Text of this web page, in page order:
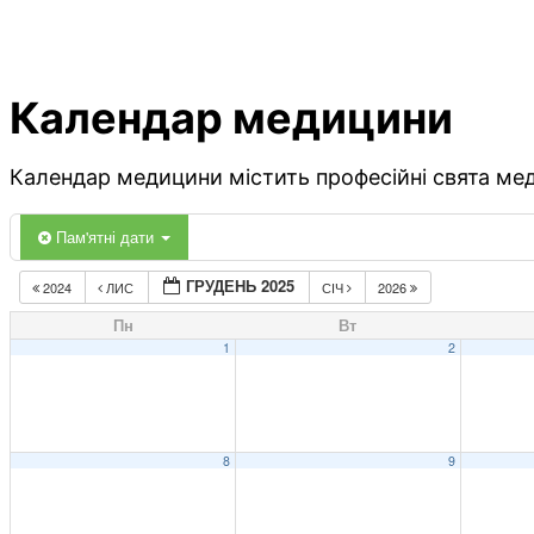
Календар медицини
Календар медицини містить професійні свята
Пам'ятні дати
2024 ЛИС ГРУДЕНЬ 2025 СІЧ 2026
Пн Вт
1 2
8 9